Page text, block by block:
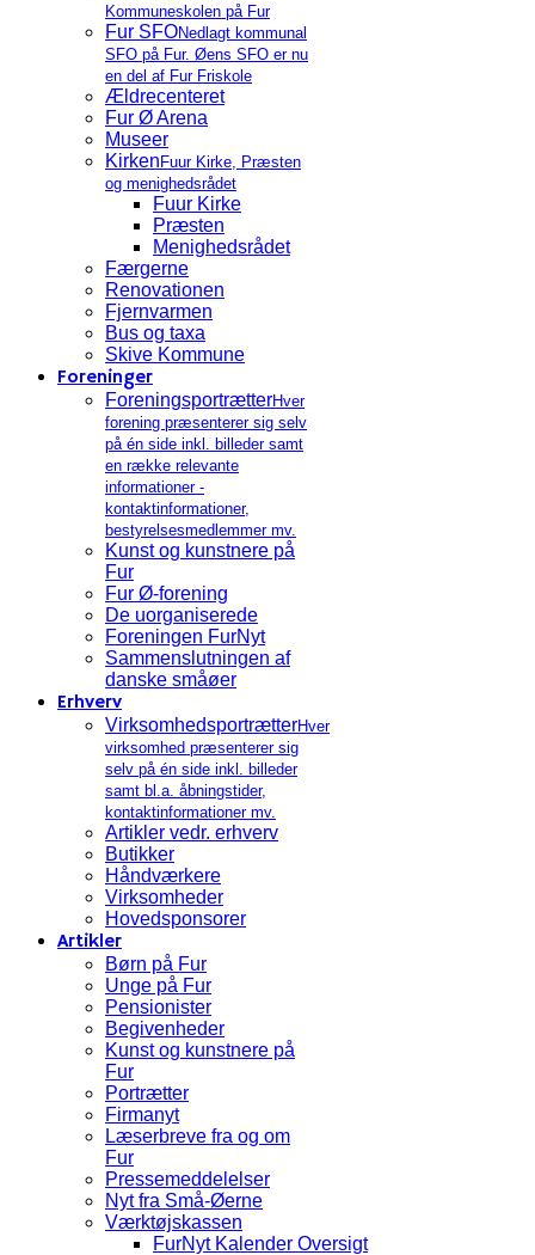
Kommuneskolen på Fur
Fur SFONedlagt kommunal
SFO på Fur. Øens SFO er nu
en del af Fur Friskole
Ældrecenteret
Fur Ø Arena
Museer
Kirken Fuur Kirke, Præsten
og menighedsrådet
Fuur Kirke
Præsten
Menighedsrådet
Færgerne
Renovationen
Fjernvarmen
Bus og taxa
Skive Kommune
Foreninger
ForeningsportrætterHver
forening præsenterer sig selv
på én side inkl. billeder samt
en række relevante
informationer -
kontaktinformationer,
bestyrelsesmedlemmer mv.
Kunst og kunstnere på
Fur
Fur Ø-forening
De uorganiserede
Foreningen FurNyt
Sammenslutningen af
danske småøer
Erhverv
VirksomhedsportrætterHver
virksomhed præsenterer sig
selv på én side inkl. billeder
samt bl.a. åbningstider,
kontaktinformationer mv.
Artikler vedr. erhverv
Butikker
Håndværkere
Virksomheder
Hovedsponsorer
Artikler
Børn på Fur
Unge på Fur
Pensionister
Begivenheder
Kunst og kunstnere på
Fur
Portrætter
Firmanyt
Læserbreve fra og om
Fur
Pressemeddelelser
Nyt fra Små-Øerne
Værktøjskassen
FurNyt Kalender Oversigt